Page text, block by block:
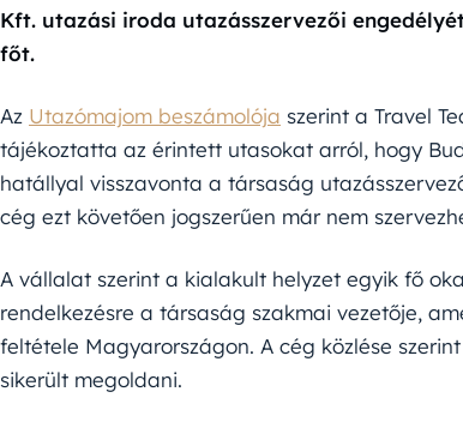
Kft. utazási iroda utazásszervezői
főt.
Az Utazómajom beszámolója szerint a Travel
tájékoztatta az érintett utasokat arról, hogy
hatállyal visszavonta a társaság
cég ezt követően jogszerűen már nem
A vállalat szerint a kialakult helyzet egyik fő
rendelkezésre a társaság szakmai vezetője,
feltétele Magyarországon. A cég közlése
sikerült megoldani.